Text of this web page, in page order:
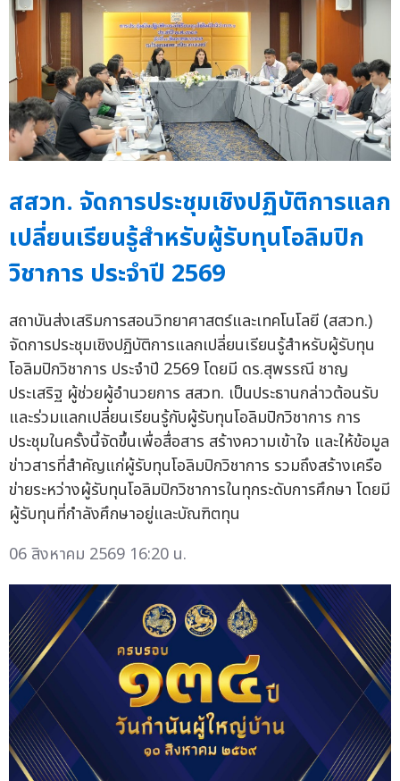
สสวท. จัดการประชุมเชิงปฏิบัติการแลก
เปลี่ยนเรียนรู้สำหรับผู้รับทุนโอลิมปิก
วิชาการ ประจำปี 2569
สถาบันส่งเสริมการสอนวิทยาศาสตร์และเทคโนโลยี (สสวท.)
จัดการประชุมเชิงปฏิบัติการแลกเปลี่ยนเรียนรู้สำหรับผู้รับทุน
โอลิมปิกวิชาการ ประจำปี 2569 โดยมี ดร.สุพรรณี ชาญ
ประเสริฐ ผู้ช่วยผู้อำนวยการ สสวท. เป็นประธานกล่าวต้อนรับ
และร่วมแลกเปลี่ยนเรียนรู้กับผู้รับทุนโอลิมปิกวิชาการ การ
ประชุมในครั้งนี้จัดขึ้นเพื่อสื่อสาร สร้างความเข้าใจ และให้ข้อมูล
ข่าวสารที่สำคัญแก่ผู้รับทุนโอลิมปิกวิชาการ รวมถึงสร้างเครือ
ข่ายระหว่างผู้รับทุนโอลิมปิกวิชาการในทุกระดับการศึกษา โดยมี
ผู้รับทุนที่กำลังศึกษาอยู่และบัณฑิตทุน
06 สิงหาคม 2569 16:20 น.